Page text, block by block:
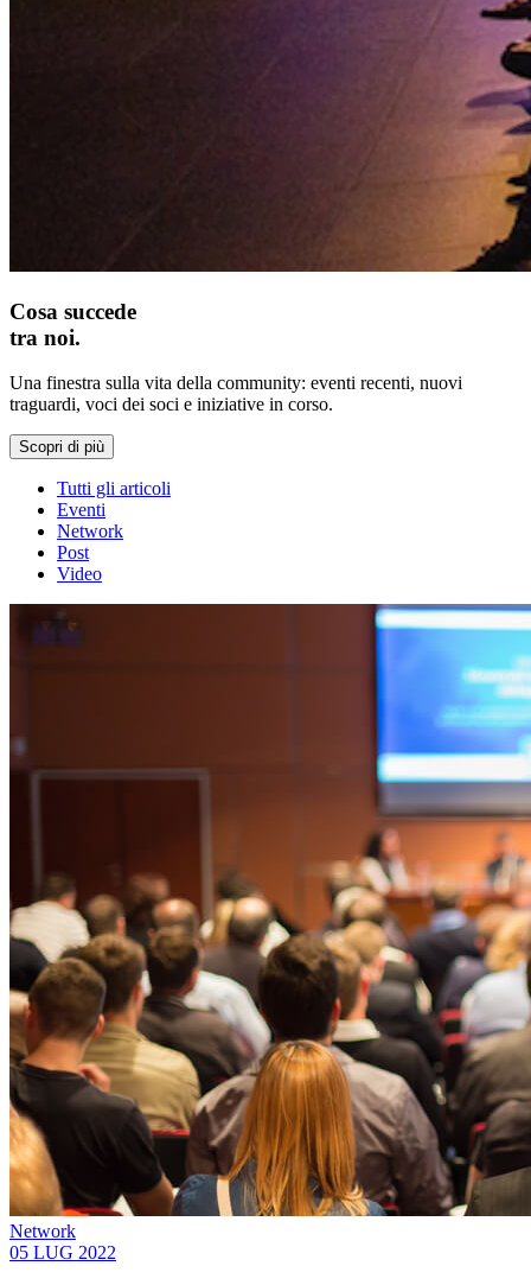
Cosa succede
tra noi.
Una finestra sulla vita della community: eventi recenti, nuovi
traguardi, voci dei soci e iniziative in corso.
Scopri di più
Tutti gli articoli
Eventi
Network
Post
Video
Network
05 LUG 2022